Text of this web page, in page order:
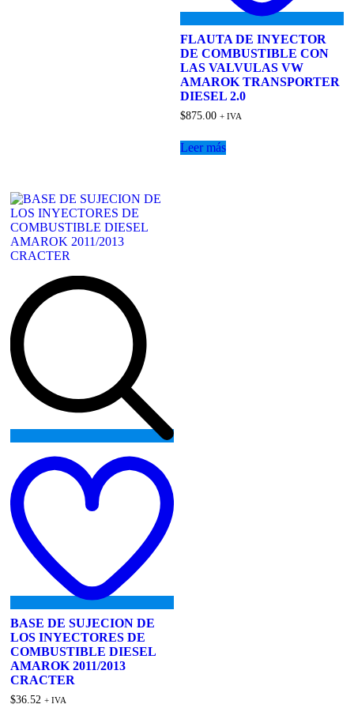
FLAUTA DE INYECTOR
DE COMBUSTIBLE CON
LAS VALVULAS VW
AMAROK TRANSPORTER
DIESEL 2.0
$875.00 + IVA
Leer más
BASE DE SUJECION DE
LOS INYECTORES DE
COMBUSTIBLE DIESEL
AMAROK 2011/2013
CRACTER
$36.52 + IVA